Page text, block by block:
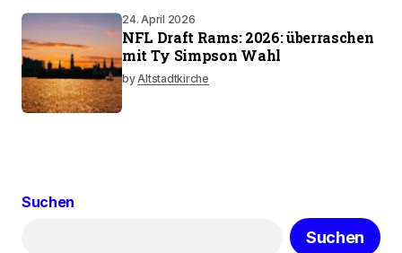
24. April 2026
NFL Draft Rams: 2026: überraschen
mit Ty Simpson Wahl
byAltstadtkirche
Suchen
Suchen